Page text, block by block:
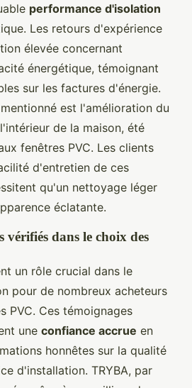
performance d'isolation
Les retours d'expérience
élevée concernant
énergétique, témoignant
sur les factures d'énergie.
est l'amélioration du
de la maison, été
fenêtres PVC. Les clients
d'entretien de ces
qu'un nettoyage léger
éclatante.
vérifiés dans le choix des
un rôle crucial dans le
pour de nombreux acheteurs
PVC. Ces témoignages
une confiance accrue en
honnêtes sur la qualité
d'installation. TRYBA, par